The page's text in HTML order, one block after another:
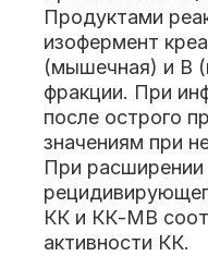
Продуктами
изофермент
(мышечная) и В
фракции. При
после острого
значениям при
При расширении
КК и КК-МВ
активности КК.